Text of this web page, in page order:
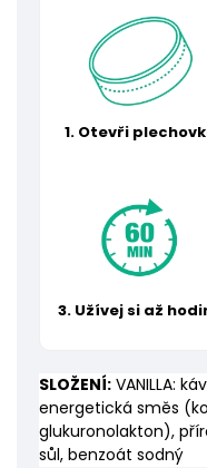
1. Otevři
3. Užívej si až
SLOŽENÍ: VANILLA:
energetická směs
glukuronolakton),
sůl, benzoát sodný